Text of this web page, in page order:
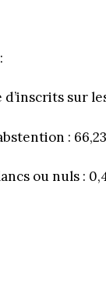
d’inscrits sur
:
ou nuls :